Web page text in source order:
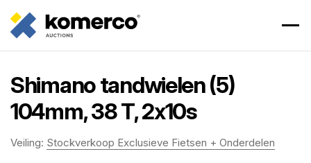
Shimano tandwielen (5)
104mm, 38 T, 2x10s
Veiling: Stockverkoop Exclusieve Fietsen + Onderdelen